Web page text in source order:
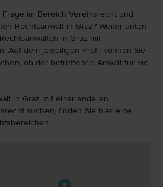
im Bereich Vereinsrecht und
Rechtsanwalt in Graz? Weiter unten
in Graz mit
Auf dem jeweiligen Profil können Sie
ob der betreffende Anwalt für Sie
in Graz mit einer anderen
suchen, finden Sie hier eine